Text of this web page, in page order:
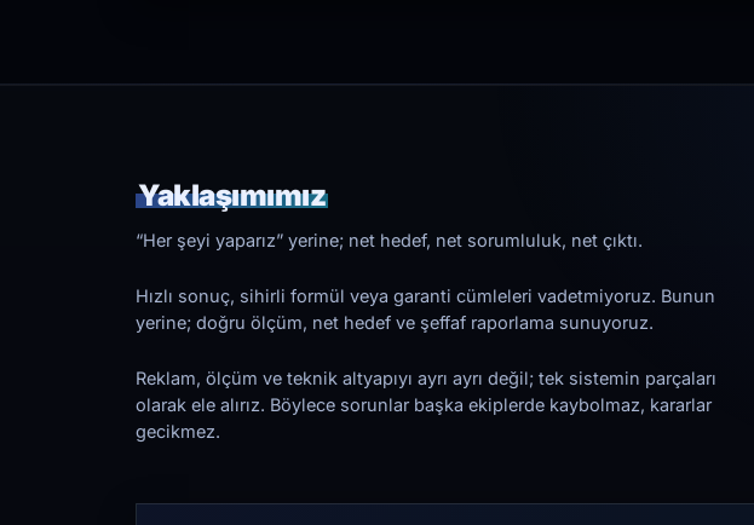
Yaklaşımımız
“Her şeyi yaparız” yerine; net hedef, net sorumluluk, net çıktı.
Hızlı sonuç, sihirli formül veya garanti cümleleri vadetmiyoruz. Bunun
yerine; doğru ölçüm, net hedef ve şeffaf raporlama sunuyoruz.
Reklam, ölçüm ve teknik altyapıyı ayrı ayrı değil; tek sistemin parçaları
olarak ele alırız. Böylece sorunlar başka ekiplerde kaybolmaz, kararlar
gecikmez.